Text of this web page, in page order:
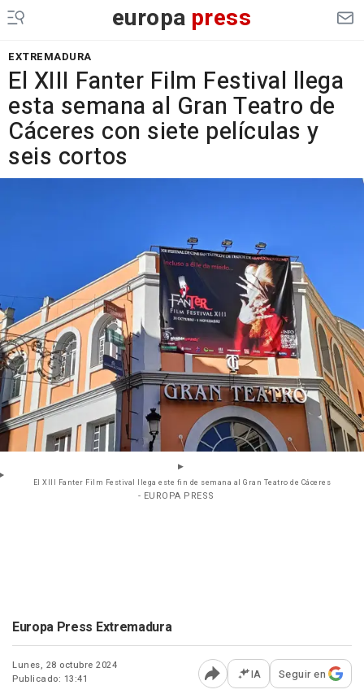
europa press
EXTREMADURA
El XIII Fanter Film Festival llega
esta semana al Gran Teatro de
Cáceres con siete películas y
seis cortos
El XIII Fanter Film Festival llega este fin de semana al Gran Teatro de Cáceres
- EUROPA PRESS
Europa Press Extremadura
Lunes, 28 octubre 2024
Publicado: 13:41
Abrir opciones para
IA Seguir en